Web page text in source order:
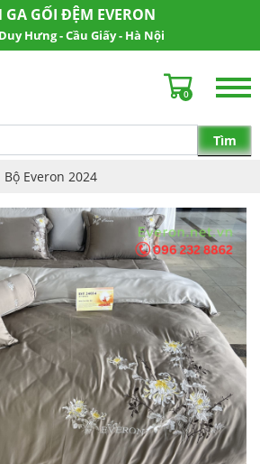
GA GỐI ĐỆM EVERON
Hưng - Cầu Giấy - Hà Nội
0
Bộ Everon 2024